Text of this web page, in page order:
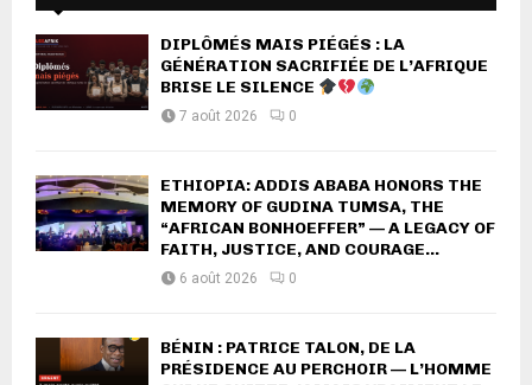
DIPLÔMÉS MAIS PIÉGÉS : LA
GÉNÉRATION SACRIFIÉE DE L’AFRIQUE
BRISE LE SILENCE
7 août 2026 0
ETHIOPIA: ADDIS ABABA HONORS THE
MEMORY OF GUDINA TUMSA, THE
“AFRICAN BONHOEFFER” — A LEGACY OF
FAITH, JUSTICE, AND COURAGE...
6 août 2026 0
BÉNIN : PATRICE TALON, DE LA
PRÉSIDENCE AU PERCHOIR — L’HOMME